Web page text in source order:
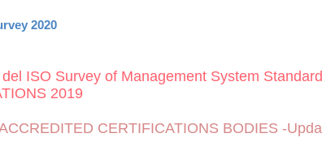
2020
ISO Survey of Management System Standard
2019
CERTIFICATIONS BODIES -